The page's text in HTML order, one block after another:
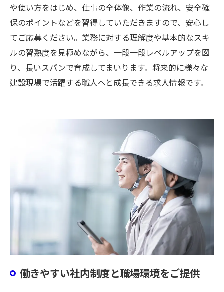
や使い方をはじめ、仕事の全体像、作業の流れ、安全確
保のポイントなどを習得していただきますので、安心し
てご応募ください。業務に対する理解度や基本的なスキ
ルの習熟度を見極めながら、一段一段レベルアップを図
り、長いスパンで育成してまいります。将来的に様々な
建設現場で活躍する職人へと成長できる求人情報です。
働きやすい社内制度と職場環境をご提供